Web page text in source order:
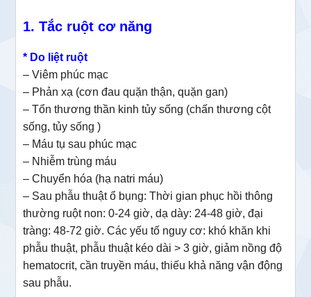
1. Tắc ruột cơ năng
* Do liệt ruột
– Viêm phúc mạc
– Phản xạ (cơn đau quặn thận, quặn gan)
– Tổn thương thần kinh tủy sống (chấn thương cột
sống, tủy sống )
– Máu tụ sau phúc mạc
– Nhiễm trùng máu
– Chuyển hóa (hạ natri máu)
– Sau phẫu thuật ổ bụng:Thời gian phục hồi thông
thường ruột non: 0-24 giờ, dạ dày: 24-48 giờ, đại
tràng: 48-72 giờ. Các yếu tố nguy cơ: khó khăn khi
phẫu thuật, phẫu thuật kéo dài > 3 giờ, giảm nồng độ
hematocrit, cần truyền máu, thiếu khả năng vận động
sau phẫu.